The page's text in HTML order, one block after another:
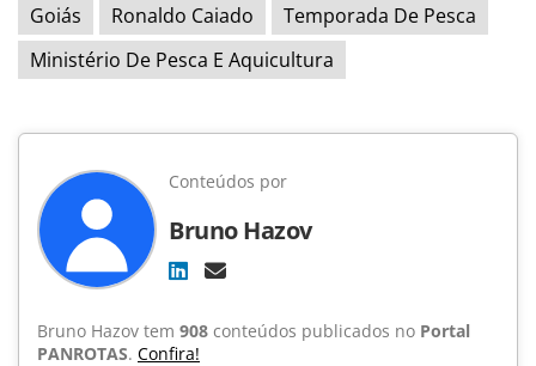
Goiás Ronaldo Caiado
Temporada De Pesca
Ministério De Pesca E Aquicultura
Conteúdos por
Bruno Hazov
Bruno Hazov tem 908 conteúdos publicados no Portal
PANROTAS. Confira!